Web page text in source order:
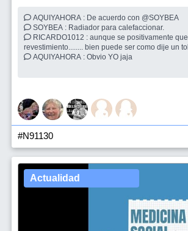
AQUIYAHORA : De acuerdo con @SOYBEA
SOYBEA : Radiador para calefaccionar.
RICARDO1012 : aunque se positivamente que esa es el panel de
revestimiento........ bien puede ser como dije un tol
AQUIYAHORA : Obvio YO jaja
#N91130
Actualidad